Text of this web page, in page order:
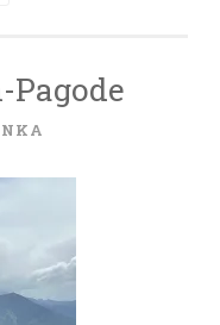
Pagode